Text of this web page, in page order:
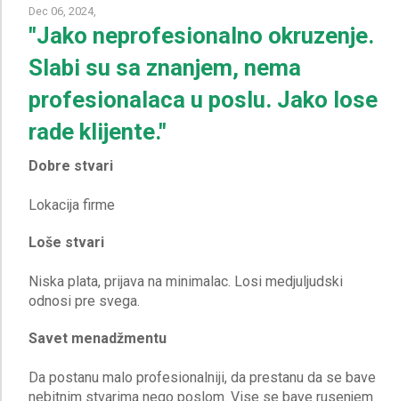
Dec 06, 2024,
"Jako neprofesionalno okruzenje.
Slabi su sa znanjem, nema
profesionalaca u poslu. Jako lose
rade klijente."
Dobre stvari
Loše stvari
Niska plata, prijava na minimalac. Losi medjuljudski
Savet menadžmentu
Da postanu malo profesionalniji, da prestanu da se bave
nebitnim stvarima nego poslom. Vise se bave rusenjem